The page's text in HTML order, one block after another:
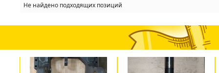
Не найдено подходящих позиций